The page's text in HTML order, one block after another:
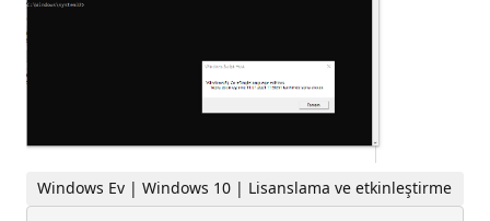
Windows Ev | Windows 10 | Lisanslama ve etkinleştirme